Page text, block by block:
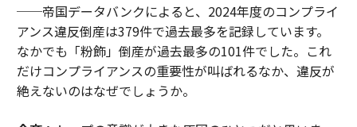
──帝国データバンクによると、2024年度のコンプライ
アンス違反倒産は379件で過去最多を記録しています。
なかでも「粉飾」倒産が過去最多の101件でした。これ
だけコンプライアンスの重要性が叫ばれるなか、違反が
絶えないのはなぜでしょうか。